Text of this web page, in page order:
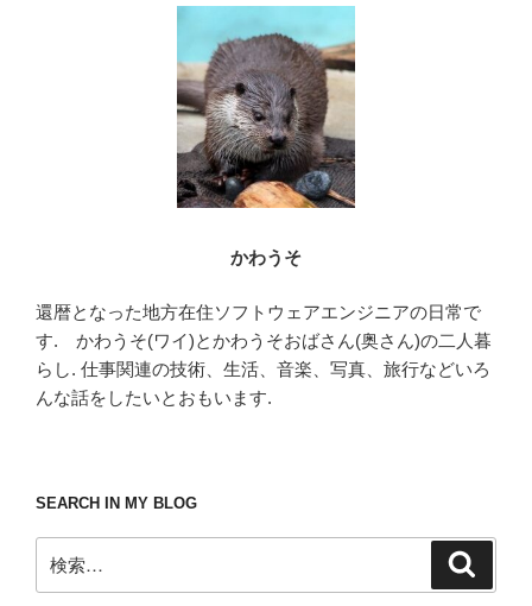
かわうそ
還暦となった地方在住ソフトウェアエンジニアの日常で
す. かわうそ(ワイ)とかわうそおばさん(奥さん)の二人暮
らし. 仕事関連の技術、生活、音楽、写真、旅行などいろ
んな話をしたいとおもいます.
SEARCH IN MY BLOG
索: